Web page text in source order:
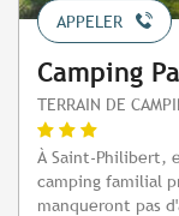
APPELER
Camping
TERRAIN DE
À Saint-Philibert,
camping familial
manqueront pas